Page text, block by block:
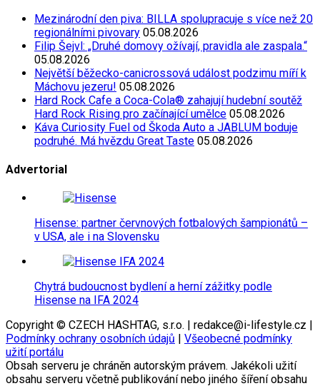
Mezinárodní den piva: BILLA spolupracuje s více než 20
regionálními pivovary 05.08.2026
Filip Šejvl: „Druhé domovy ožívají, pravidla ale zaspala.“
05.08.2026
Největší běžecko-canicrossová událost podzimu míří k
Máchovu jezeru! 05.08.2026
Hard Rock Cafe a Coca-Cola® zahajují hudební soutěž
Hard Rock Rising pro začínající umělce 05.08.2026
Káva Curiosity Fuel od Škoda Auto a JABLUM boduje
podruhé. Má hvězdu Great Taste 05.08.2026
Advertorial
Hisense: partner červnových fotbalových šampionátů –
v USA, ale i na Slovensku
Chytrá budoucnost bydlení a herní zážitky podle
Hisense na IFA 2024
Copyright © CZECH HASHTAG, s.r.o. | redakce@i-lifestyle.cz |
Podmínky ochrany osobních údajů
Všeobecné podmínky
užití portálu
Obsah serveru je chráněn autorským právem. Jakékoli užití
obsahu serveru včetně publikování nebo jiného šíření obsahu